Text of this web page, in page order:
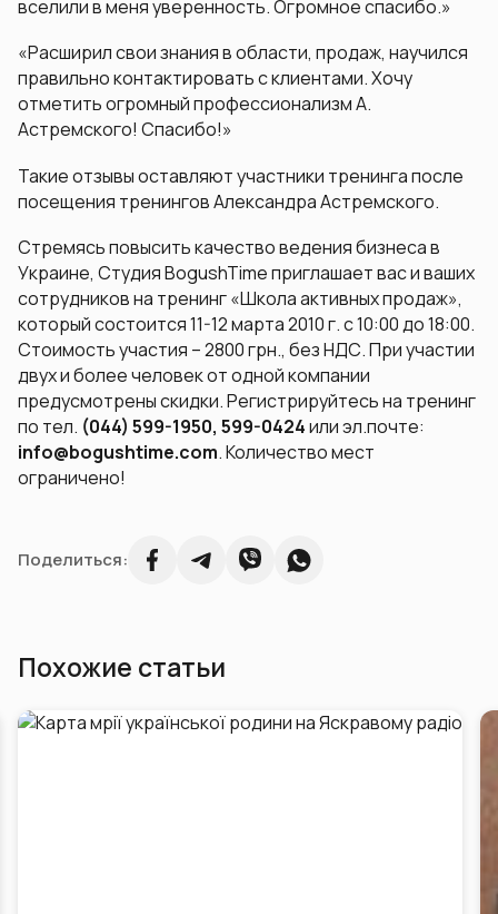
вселили в меня уверенность. Огромное спасибо.»
«Расширил свои знания в области, продаж, научился
правильно контактировать с клиентами. Хочу
отметить огромный профессионализм А.
Астремского! Спасибо!»
Такие отзывы оставляют участники тренинга после
посещения тренинговАлександра Астремского.
Стремясь повысить качество ведения бизнеса в
Украине, Студия BogushTimeприглашает вас и ваших
сотрудников на тренинг «Школа активных продаж»,
который состоится 11-12 марта 2010 г. с 10:00 до 18:00.
Стоимость участия – 2800 грн., без НДС. При участии
двух и более человек от одной компании
предусмотрены скидки. Регистрируйтесь на тренинг
по тел. (044) 599-1950, 599-0424или эл.почте:
info@bogushtime.com. Количество мест
ограничено!
Поделиться:
Похожие статьи